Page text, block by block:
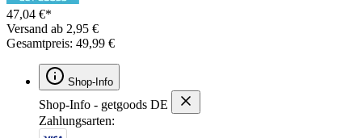
47,04 €*
Versand ab 2,95 €
Gesamtpreis: 49,99 €
Shop-Info
Shop-Info - getgoods DE
Zahlungsarten: